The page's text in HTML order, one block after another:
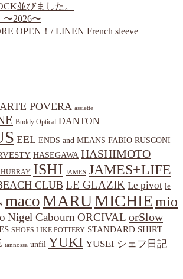
並びました。
2026〜
OPEN！/ LINEN French sleeve
ARTE POVERA assiette
Buddy Optical DANTON
EEL ENDS and MEANS FABIO RUSCONI
HASEGAWA HASHIMOTO
ISHI JAMES JAMES+LIFE
CLUB LE GLAZIK Le pivot le
macoMARUMICHIEmio
Nigel Cabourn ORCIVAL orSlow
SHOES LIKE POTTERY STANDARD SHIRT
tannossa unfil YUKI YUSEI シェフ日記